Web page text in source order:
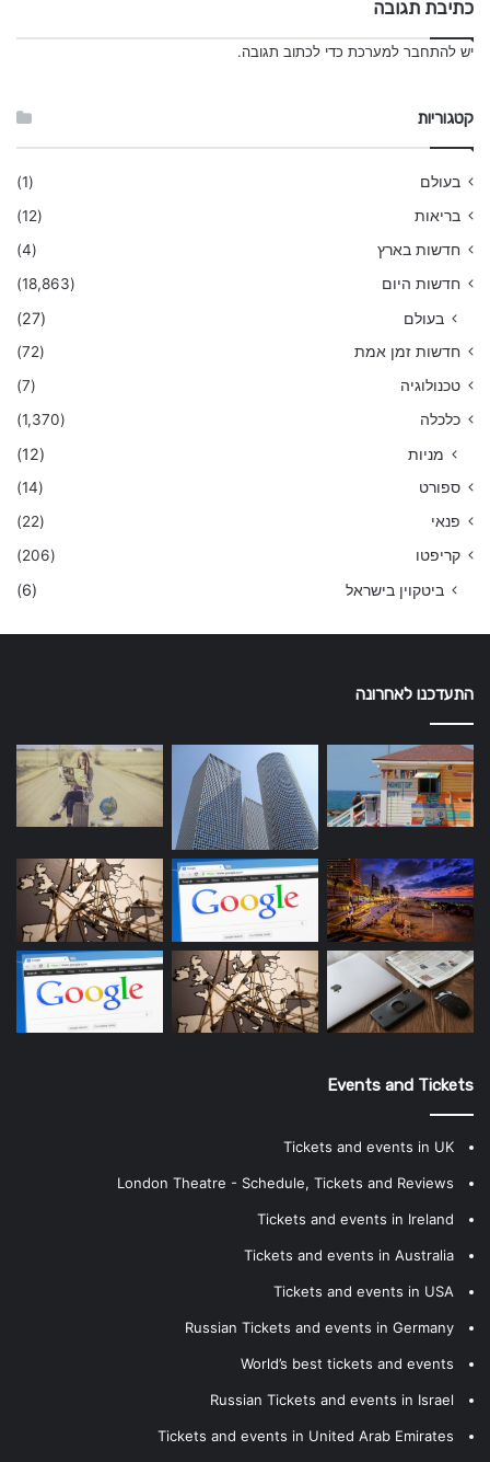
כתיבת תגובה
יש להתחבר למערכת כדי לכתוב תגובה.
קטגוריות
בעולם
(1)
בריאות
(12)
חדשות בארץ
(4)
חדשות היום
(18,863)
בעולם (27)
חדשות זמן אמת
(72)
טכנולוגיה
(7)
כלכלה
(1,370)
מניות (12)
ספורט
(14)
פנאי
(22)
קריפטו
(206)
ביטקוין בישראל (6)
התעדכנו לאחרונה
Events and Tickets
Tickets and events in UK
London Theatre - Schedule, Tickets and Reviews
Tickets and events in Ireland
Tickets and events in Australia
Tickets and events in USA
Russian Tickets and events in Germany
World’s best tickets and events
Russian Tickets and events in Israel
Tickets and events in United Arab Emirates